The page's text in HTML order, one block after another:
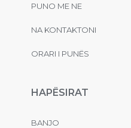
PUNO ME NE
NA KONTAKTONI
ORARI I PUNËS
HAPËSIRAT
BANJO